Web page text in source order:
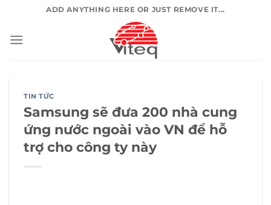
nội
ADD ANYTHING HERE OR JUST REMOVE IT...
TIN TỨC
Samsung sẽ đưa 200 nhà cung
ứng nước ngoài vào VN để hỗ
trợ cho công ty này